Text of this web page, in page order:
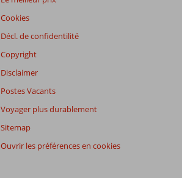
Cookies
Décl. de confidentilité
Copyright
Disclaimer
Postes Vacants
Voyager plus durablement
Sitemap
Ouvrir les préférences en cookies